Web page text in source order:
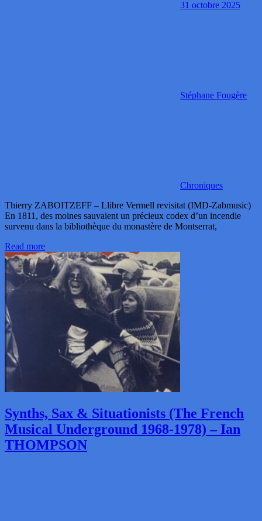
31 octobre 2025
Stéphane Fougère
Chroniques
Thierry ZABOITZEFF – Llibre Vermell revisitat (IMD-Zabmusic)
En 1811, des moines sauvaient un précieux codex d’un incendie
survenu dans la bibliothèque du monastère de Montserrat,
Read more
Synths, Sax & Situationists (The French
Musical Underground 1968-1978) – Ian
THOMPSON